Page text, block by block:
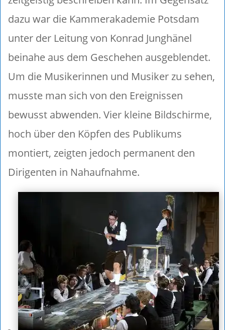
dazu war die Kammerakademie Potsdam
unter der Leitung von Konrad Junghänel
beinahe aus dem Geschehen ausgeblendet.
Um die Musikerinnen und Musiker zu sehen,
musste man sich von den Ereignissen
bewusst abwenden. Vier kleine Bildschirme,
hoch über den Köpfen des Publikums
montiert, zeigten jedoch permanent den
Dirigenten in Nahaufnahme.